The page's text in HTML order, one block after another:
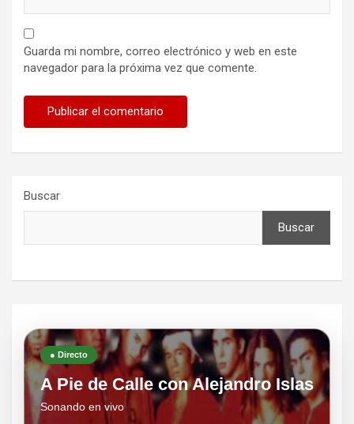
Guarda mi nombre, correo electrónico y web en este
navegador para la próxima vez que comente.
Buscar
Buscar
● Directo
A Pie de Calle con Alejandro Islas
Sonando en vivo